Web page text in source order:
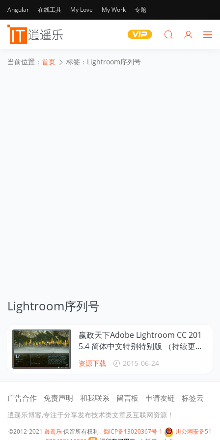
Angular 在线工具 My Love My Work 专题
当前位置： 首页 标签：Lightroom序列号
Lightroom序列号
赢政天下Adobe Lightroom CC 201
5.4 简体中文特别特别版 （持续更
新）
资源下载 2015-06-24
广告合作 免责声明 和我联系 留言板 申请友链 标签云
逍遥乐博客,专注于分享发布技术类文章及互联网资源！
©2012-2021 逍遥乐保留所有权利 . 蜀ICP备13020367号-1
川公网安备51